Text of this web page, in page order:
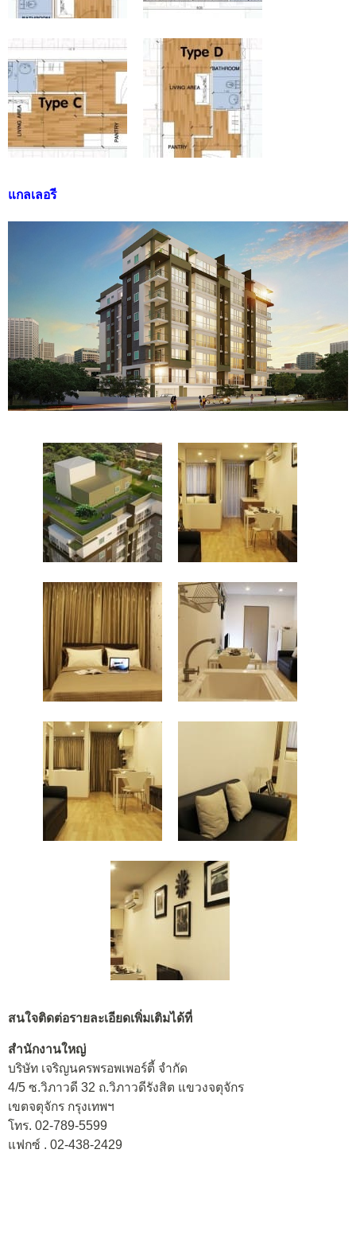
แกลเลอรี
สนใจติดต่อรายละเอียดเพิ่มเติมได้ที่
สำนักงานใหญ่
บริษัท เจริญนครพรอพเพอร์ตี้ จำกัด
4/5 ซ.วิภาวดี 32 ถ.วิภาวดีรังสิต แขวงจตุจักร
เขตจตุจักร กรุงเทพฯ
โทร. 02-789-5599
แฟกซ์ . 02-438-2429